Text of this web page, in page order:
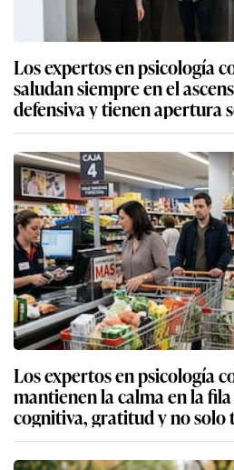
Los expertos en psicología
saludan siempre en el
defensiva y tienen apertura
Los expertos en psicología
mantienen la calma en la
cognitiva, gratitud y no